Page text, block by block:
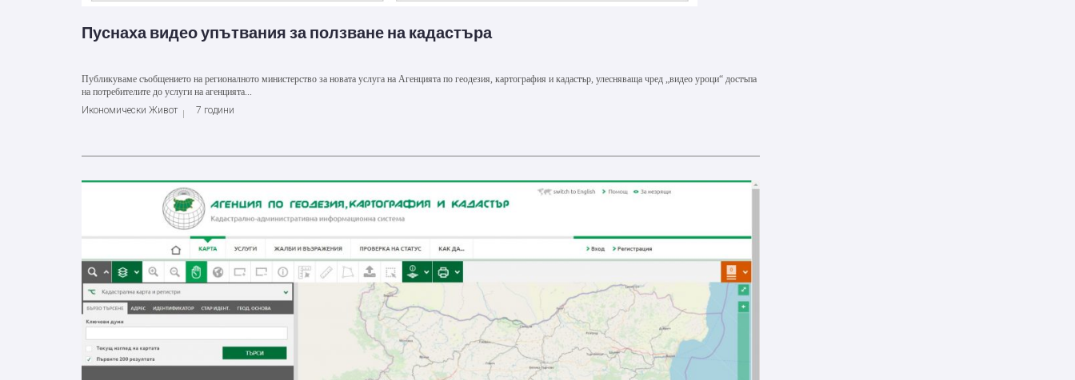
Пуснаха видео упътвания за ползване на кадастъра
Публикуваме съобщението на регионалното министерство за новата услуга на Агенцията по геодезия, картография и кадастър, улесняваща чред „видео уроци“ достъпа
на потребителите до услуги на агенцията...
Икономически Живот
7 години